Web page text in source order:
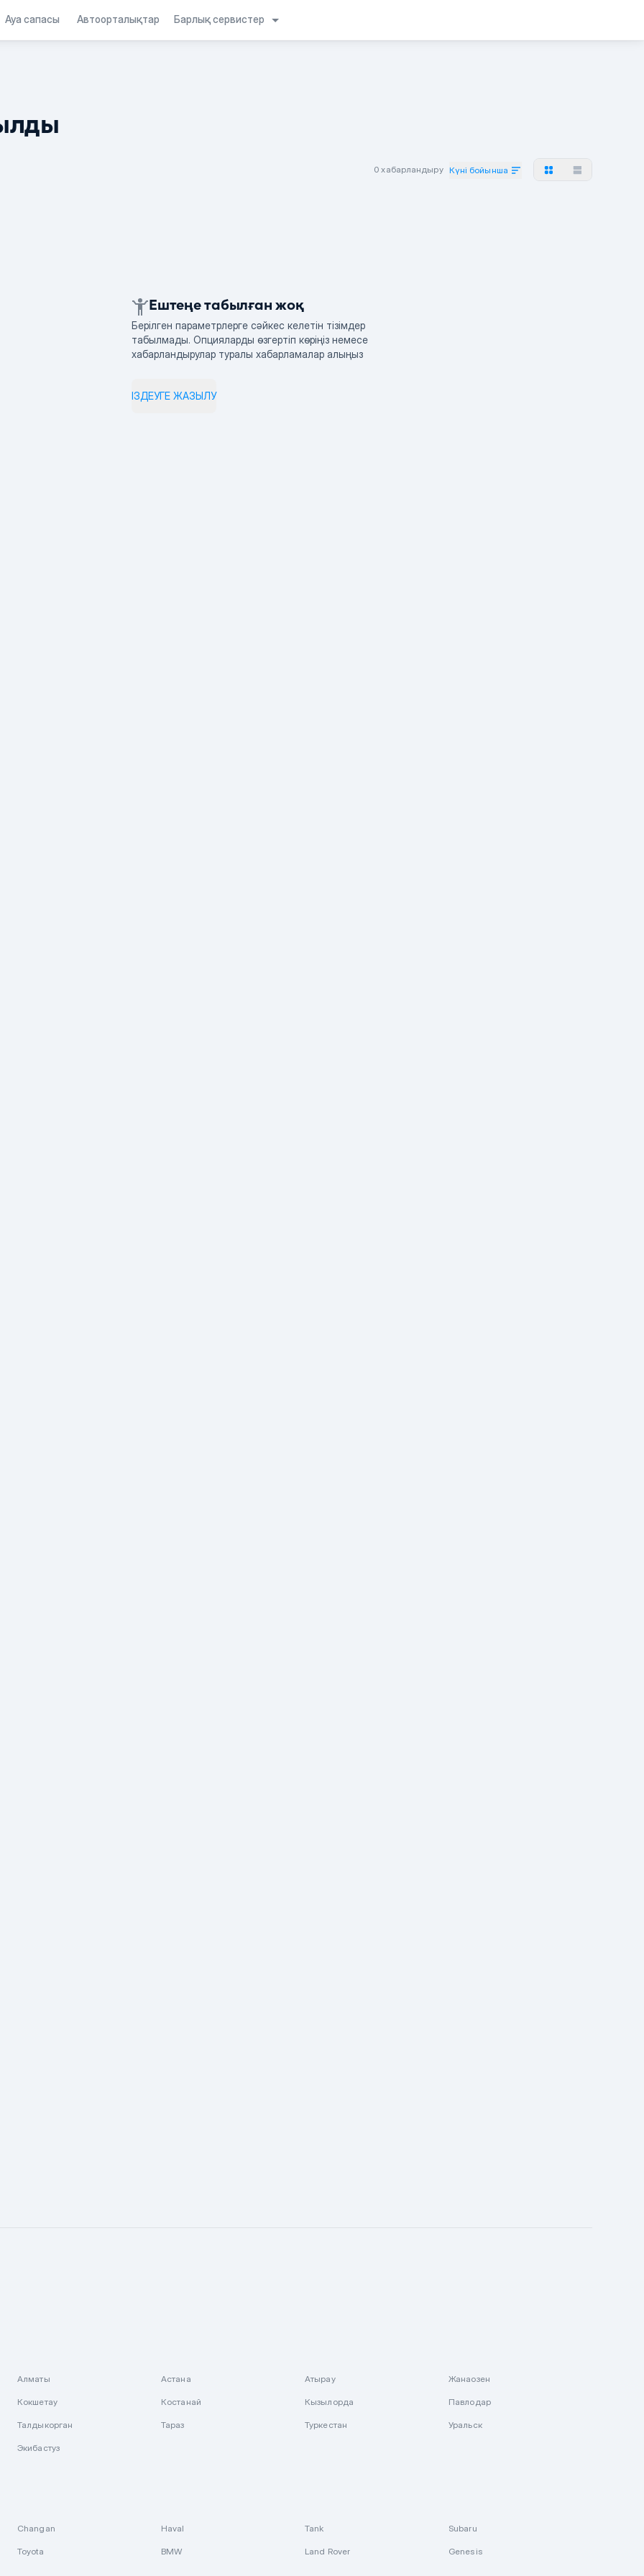
Ауа сапасы Автоорталықтар Барлық сервистер
0 хабарландыру Күні бойынша
Ештеңе табылған жоқ
Берілген параметрлерге сәйкес келетін тізімдер
табылмады. Опцияларды өзгертіп көріңіз немесе
хабарландырулар туралы хабарламалар алыңыз
ІЗДЕУГЕ ЖАЗЫЛУ
Алматы Астана Атырау Жанаозен
Кокшетау Костанай Кызылорда Павлодар
Талдыкорган Тараз Туркестан Уральск
Экибастуз
Changan Haval Tank Subaru
Toyota BMW Land Rover Genesis